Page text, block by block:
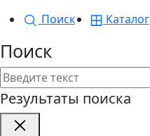
Поиск
Каталог
Поиск
Результаты поиска